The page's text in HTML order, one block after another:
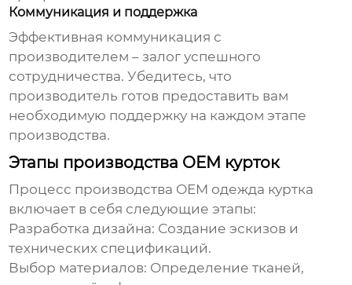
Коммуникация и поддержка
Эффективная коммуникация с
производителем – залог успешного
сотрудничества. Убедитесь, что
производитель готов предоставить вам
необходимую поддержку на каждом этапе
производства.
Этапы производства OEM курток
Процесс производства OEM одежда куртка
включает в себя следующие этапы:
Разработка дизайна: Создание эскизов и
технических спецификаций.
Выбор материалов: Определение тканей,